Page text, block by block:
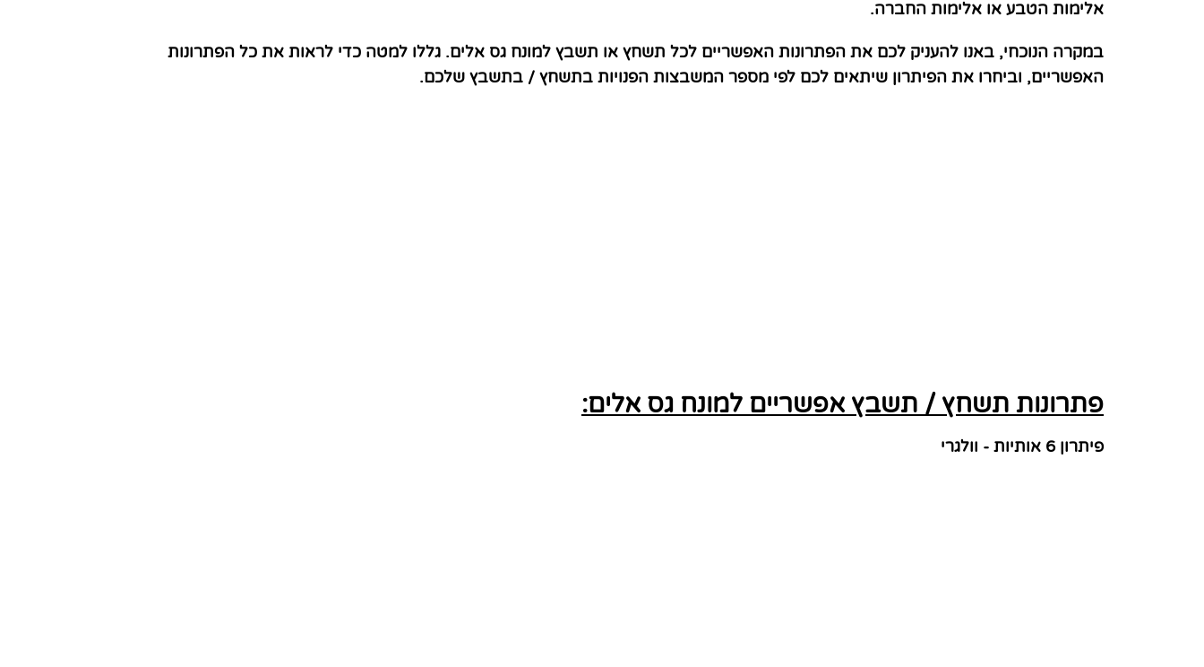
אלימות הטבע או אלימות החברה.
במקרה הנוכחי, באנו להעניק לכם את הפתרונות האפשריים לכל תשחץ או תשבץ למונח גס אלים. גללו למטה כדי לראות את כל הפתרונות
האפשריים, וביחרו את הפיתרון שיתאים לכם לפי מספר המשבצות הפנויות בתשחץ / בתשבץ שלכם.
פתרונות תשחץ / תשבץ אפשריים למונח גס אלים:
פיתרון 6 אותיות - וולגרי